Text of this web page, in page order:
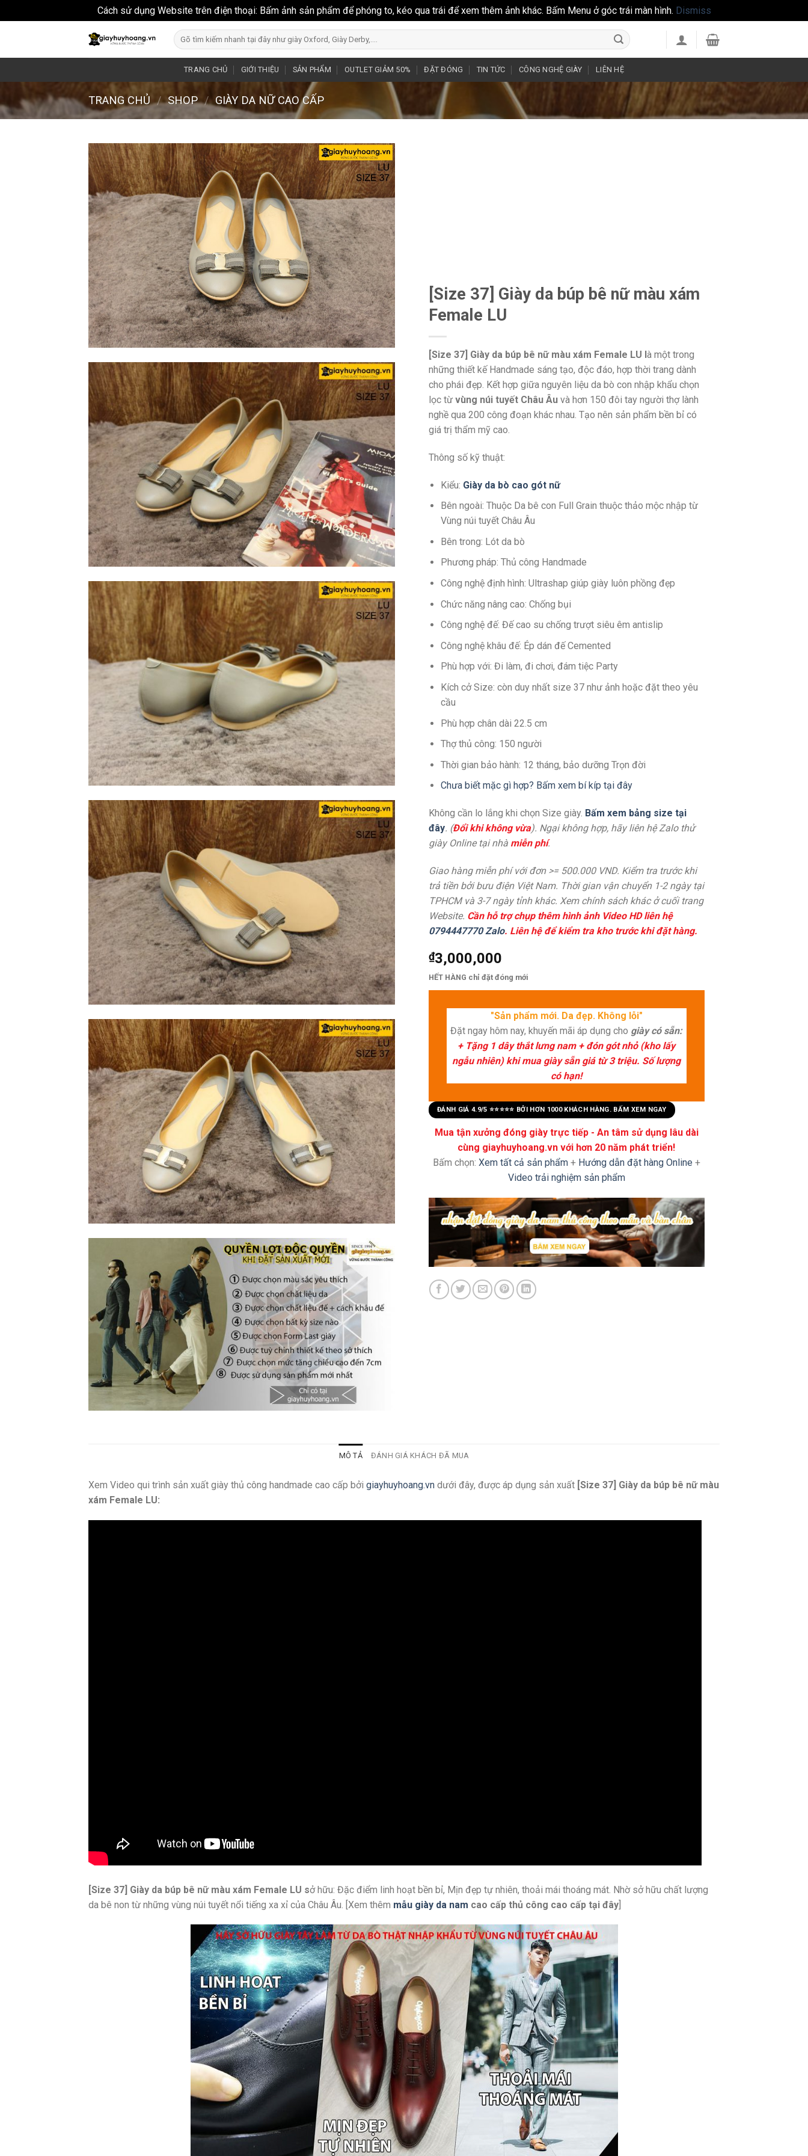
Cách sử dụng Website trên điện thoại: Bấm ảnh sản phẩm để phóng to, kéo qua trái để xem thêm ảnh khác. Bấm Menu ở góc trái màn hình. Dismiss
content
Search
for:
TRANG CHỦ GIỚI THIỆU SẢN PHẨM OUTLET GIẢM 50% ĐẶT ĐÓNG TIN TỨC CÔNG NGHỆ GIÀY LIÊN HỆ
TRANG CHỦ / SHOP / GIÀY DA NỮ CAO CẤP
[Size 37] Giày da búp bê nữ màu xám
Female LU
[Size 37] Giày da búp bê nữ màu xám Female LU là một trong
những thiết kế Handmade sáng tạo, độc đáo, hợp thời trang dành
cho phái đẹp. Kết hợp giữa nguyên liệu da bò con nhập khẩu chọn
lọc từ vùng núi tuyết Châu Âuvà hơn 150 đôi tay người thợ lành
nghề qua 200 công đoạn khác nhau. Tạo nên sản phẩm bền bỉ có
giá trị thẩm mỹ cao.
Thông số kỹ thuật:
Kiểu: Giày da bò cao gót nữ
Bên ngoài: Thuộc Da bê con Full Grain thuộc thảo mộc nhập từ
Vùng núi tuyết Châu Âu
Bên trong: Lót da bò
Phương pháp: Thủ công Handmade
Công nghệ định hình: Ultrashap giúp giày luôn phồng đẹp
Chức năng nâng cao: Chống bụi
Công nghệ đế: Đế cao su chống trượt siêu êm antislip
Công nghệ khâu đế: Ép dán đế Cemented
Phù hợp với: Đi làm, đi chơi, đám tiệc Party
Kích cở Size: còn duy nhất size 37 như ảnh hoặc đặt theo yêu
cầu
Phù hợp chân dài 22.5 cm
Thợ thủ công: 150 người
Thời gian bảo hành: 12 tháng, bảo dưỡng Trọn đời
Chưa biết mặc gì hợp? Bấm xem bí kíp tại đây
Không cần lo lắng khi chọn Size giày. Bấm xem bảng size tại
đây. (Đổi khi không vừa). Ngại không hợp, hãy liên hệ Zalo thử
giày Online tại nhà miễn phí.
Giao hàng miễn phí với đơn >= 500.000 VND. Kiểm tra trước khi
trả tiền bởi bưu điện Việt Nam. Thời gian vận chuyển 1-2 ngày tại
TPHCM và 3-7 ngày tỉnh khác. Xem chính sách khác ở cuối trang
Website. Cần hỗ trợ chụp thêm hình ảnh Video HD liên hệ
0794447770 Zalo. Liên hệ để kiểm tra kho trước khi đặt hàng.
₫3,000,000
HẾT HÀNG chỉ đặt đóng mới
"Sản phẩm mới. Da đẹp. Không lỗi"
Đặt ngay hôm nay, khuyến mãi áp dụng cho giày có sẵn:
+ Tặng 1 dây thắt lưng nam + đón gót nhỏ (kho lấy
ngẫu nhiên) khi mua giày sẵn giá từ 3 triệu. Số lượng
có hạn!
ĐÁNH GIÁ 4.9/5 ⭐⭐⭐⭐⭐ BỞI HƠN 1000 KHÁCH HÀNG. BẤM XEM NGAY
Mua tận xưởng đóng giày trực tiếp - An tâm sử dụng lâu dài
cùng giayhuyhoang.vn với hơn 20 năm phát triển!
Bấm chọn: Xem tất cả sản phẩm+ Hướng dẫn đặt hàng Online +
Video trải nghiệm sản phẩm
MÔ TẢ ĐÁNH GIÁ KHÁCH ĐÃ MUA
Xem Video qui trình sản xuất giày thủ công handmade cao cấp bởi giayhuyhoang.vn dưới đây, được áp dụng sản xuất [Size 37] Giày da búp bê nữ màu
xám Female LU:
[Size 37] Giày da búp bê nữ màu xám Female LU sở hữu: Đặc điểm linh hoạt bền bỉ, Mịn đẹp tự nhiên, thoải mái thoáng mát. Nhờ sở hữu chất lượng
da bê non từ những vùng núi tuyết nổi tiếng xa xỉ của Châu Âu. [Xem thêm mẫu giày da nam cao cấp thủ công cao cấp tại đây